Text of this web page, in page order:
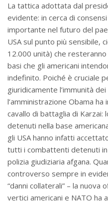
La tattica adottata dal
evidente: in cerca di
importante nel futuro del
USA sul punto più sensibile,
12.000 unità) che
basi che gli americani
indefinito. Poiché è cruciale
giuridicamente l’immunità
l’amministrazione Obama
cavallo di battaglia di
detenuti nella base
gli USA hanno infatti
tutti i combattenti detenuti in
polizia giudiziaria afgana.
controverso sempre in
“danni collaterali” – la nuova
vertici americani e NATO ha